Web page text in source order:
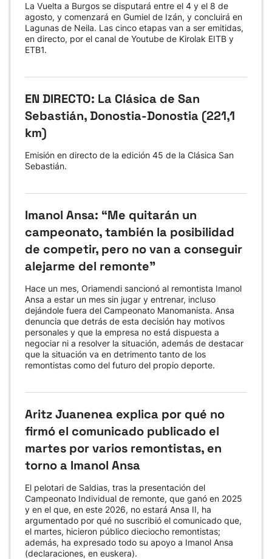
La Vuelta a Burgos se disputará entre el 4 y el 8 de
agosto, y comenzará en Gumiel de Izán, y concluirá en
Lagunas de Neila. Las cinco etapas van a ser emitidas,
en directo, por el canal de Youtube de Kirolak EITB y
ETB1.
EN DIRECTO: La Clásica de San
Sebastián, Donostia-Donostia (221,1
km)
Emisión en directo de la edición 45 de la Clásica San
Sebastián.
Imanol Ansa: “Me quitarán un
campeonato, también la posibilidad
de competir, pero no van a conseguir
alejarme del remonte"
Hace un mes, Oriamendi sancionó al remontista Imanol
Ansa a estar un mes sin jugar y entrenar, incluso
dejándole fuera del Campeonato Manomanista. Ansa
denuncia que detrás de esta decisión hay motivos
personales y que la empresa no está dispuesta a
negociar ni a resolver la situación, además de destacar
que la situación va en detrimento tanto de los
remontistas como del futuro del propio deporte.
Aritz Juanenea explica por qué no
firmó el comunicado publicado el
martes por varios remontistas, en
torno a Imanol Ansa
El pelotari de Saldias, tras la presentación del
Campeonato Individual de remonte, que ganó en 2025
y en el que, en este 2026, no estará Ansa II, ha
argumentado por qué no suscribió el comunicado que,
el martes, hicieron público dieciocho remontistas;
además, ha expresado todo su apoyo a Imanol Ansa
(declaraciones, en euskera).